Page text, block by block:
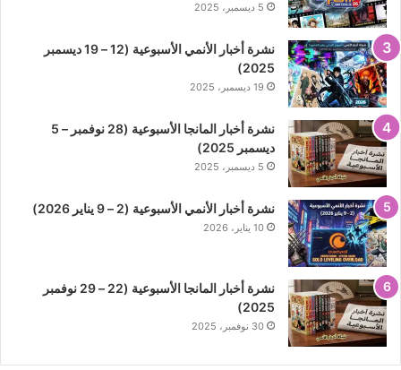
5 ديسمبر، 2025
نشرة أخبار الأنمي الأسبوعية (12 – 19 ديسمبر
2025)
19 ديسمبر، 2025
نشرة أخبار المانجا الأسبوعية (28 نوفمبر – 5
ديسمبر 2025)
5 ديسمبر، 2025
نشرة أخبار الأنمي الأسبوعية (2 – 9 يناير 2026)
10 يناير، 2026
نشرة أخبار المانجا الأسبوعية (22 – 29 نوفمبر
2025)
30 نوفمبر، 2025